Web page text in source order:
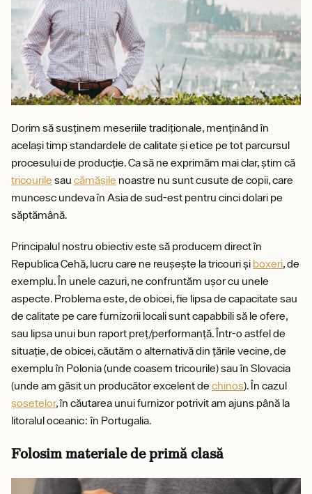
Dorim să susținem meseriile tradiționale, menținând în
același timp standardele de calitate și etice pe tot parcursul
procesului de producție. Ca să ne exprimăm mai clar, știm că
tricourile sau cămășile noastre nu sunt cusute de copii, care
muncesc undeva în Asia de sud-est pentru cinci dolari pe
săptămână.
Principalul nostru obiectiv este să producem direct în
Republica Cehă, lucru care ne reușește la tricouri și boxeri, de
exemplu. În unele cazuri, ne confruntăm ușor cu unele
aspecte. Problema este, de obicei, fie lipsa de capacitate sau
de calitate pe care furnizorii locali sunt capabbili să le ofere,
sau lipsa unui bun raport preț/performanță. Într-o astfel de
situație, de obicei, căutăm o alternativă din țările vecine, de
exemplu în Polonia (unde coasem tricourile) sau în Slovacia
(unde am găsit un producător excelent de chinos). În cazul
șosetelor, în căutarea unui furnizor potrivit am ajuns până la
litoralul oceanic: în Portugalia.
Folosim materiale de primă clasă